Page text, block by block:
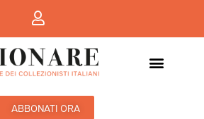
ABBONATI ORA